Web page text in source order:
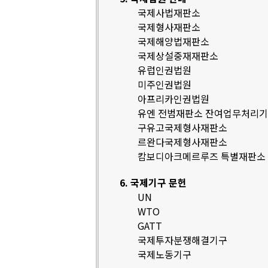
국제사법재판소
국제형사재판소
국제해양법재판소
국제상설중재재판소
유럽인권법원
미주인권법원
아프리카인권법원
유엔 전범재판소 잔여업무처리
구유고국제형사재판소
르완다국제형사재판소
캄보디아크메르루즈 특별재판소
6. 국제기구 문헌
UN
WTO
GATT
국제투자분쟁해결기구
국제노동기구